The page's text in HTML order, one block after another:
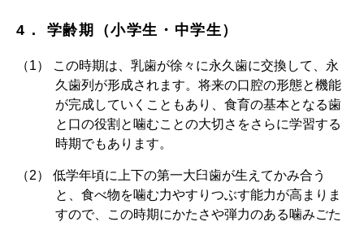
4． 学齢期（小学生・中学生）
この時期は、乳歯が徐々に永久歯に交換して、永
久歯列が形成されます。将来の口腔の形態と機能
が完成していくこともあり、食育の基本となる歯
と口の役割と噛むことの大切さをさらに学習する
時期でもあります。
低学年頃に上下の第一大臼歯が生えてかみ合う
と、食べ物を噛む力やすりつぶす能力が高まりま
すので、この時期にかたさや弾力のある噛みごた